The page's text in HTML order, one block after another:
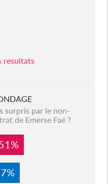
resultats
surpris par le non-
de Emerse Faé ?